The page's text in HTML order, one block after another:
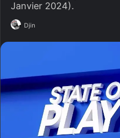
Janvier 2024).
Djin